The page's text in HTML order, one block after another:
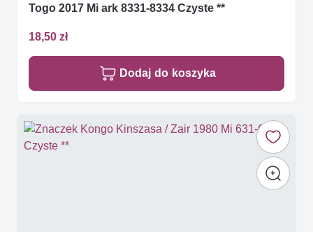
Togo 2017 Mi ark 8331-8334 Czyste **
18,50 zł
Dodaj do koszyka